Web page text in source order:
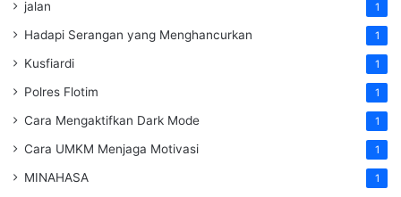
jalan 1
Hadapi Serangan yang Menghancurkan 1
Kusfiardi 1
Polres Flotim 1
Cara Mengaktifkan Dark Mode 1
Cara UMKM Menjaga Motivasi 1
MINAHASA 1